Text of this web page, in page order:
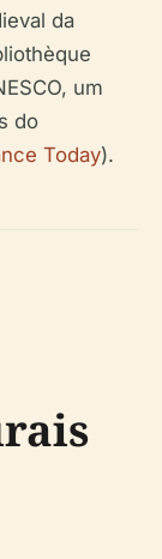
da
um
do
Today).